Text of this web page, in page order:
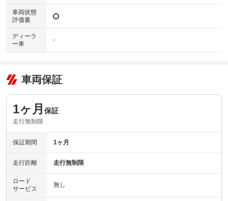
車両状態
評価書
ディーラ
ー車
-
車両保証
1ヶ月 保証
走行無制限
保証期間 1ヶ月
走行距離 走行無制限
ロード
サービス
無し